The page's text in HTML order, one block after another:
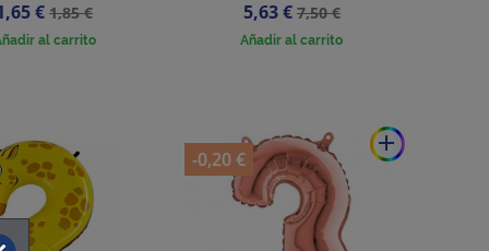
€Precio
base
1,85 €
al carrito
Precio
5,63 €Precio
base
7,50 €
Añadir al carrito
add
-0,20 €